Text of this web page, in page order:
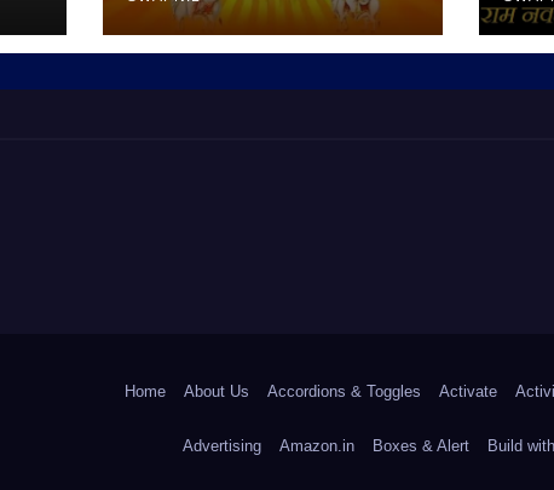
Home About Us Accordions & Toggles Activate
Advertising Amazon.in Boxes & Alert Build